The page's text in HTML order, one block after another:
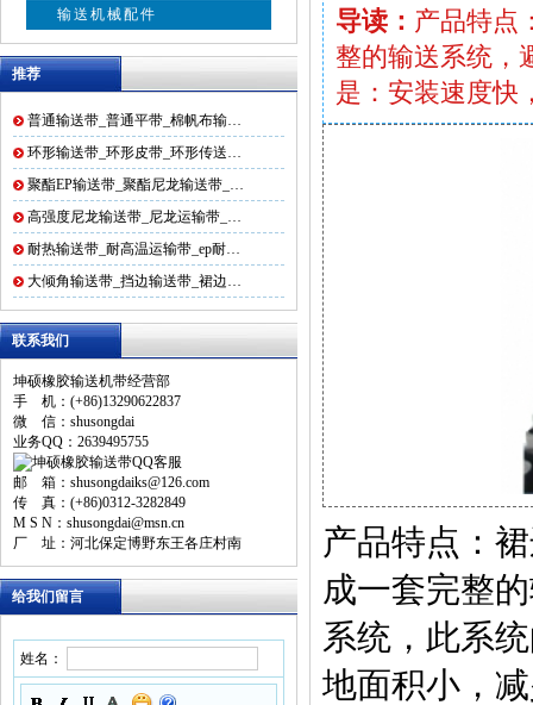
输送机械配件
推荐
普通输送带_普通平带_棉帆布输…
环形输送带_环形皮带_环形传送…
聚酯EP输送带_聚酯尼龙输送带_…
高强度尼龙输送带_尼龙运输带_…
耐热输送带_耐高温运输带_ep耐…
大倾角输送带_挡边输送带_裙边…
联系我们
坤硕橡胶输送机带经营部
手 机：(+86)13290622837
微 信：shusongdai
业务QQ：2639495755
邮 箱：shusongdaiks@126.com
传 真：(+86)0312-3282849
M S N：shusongdai@msn.cn
厂 址：河北保定博野东王各庄村南
给我们留言
姓名：
导读： 产品特点
整的输送系统，
是：安装速度
产品特点：
成一套完整
系统，此系
地面积小，